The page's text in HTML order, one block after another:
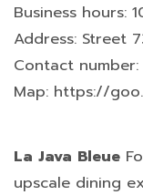
Business hours:
Address: Street
Contact
Map: https://
La Java Bleue
upscale dining